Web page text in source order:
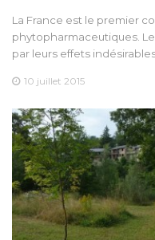
La France est le premier
phytopharmaceutiques.
par leurs effets
10 juillet 2015